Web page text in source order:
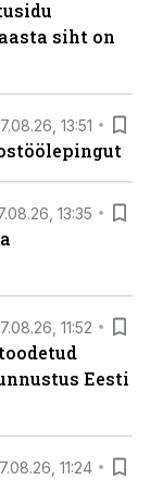
siht on
13:51
13:35
11:52
Eesti
11:24